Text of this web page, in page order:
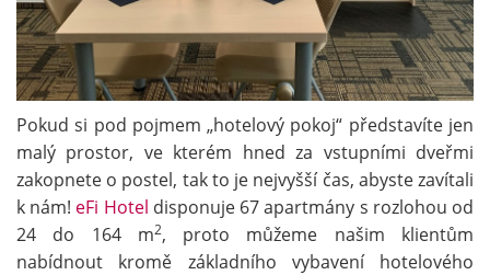
Pokud si pod pojmem „hotelový pokoj“ představíte jen
malý prostor, ve kterém hned za vstupními dveřmi
zakopnete o postel, tak to je nejvyšší čas, abyste zavítali
k nám! eFi Hotel disponuje 67 apartmány s rozlohou od
24 do 164 m2, proto můžeme našim klientům
nabídnout kromě základního vybavení hotelového